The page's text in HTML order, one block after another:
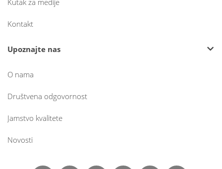
Kutak za medije
Kontakt
Upoznajte nas
O nama
Društvena odgovornost
Jamstvo kvalitete
Novosti